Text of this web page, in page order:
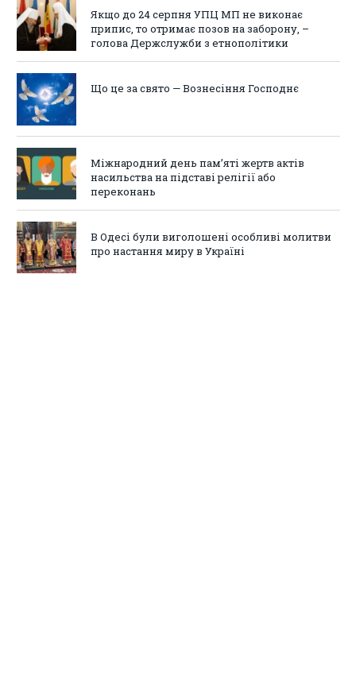
Якщо до 24 серпня УПЦ МП не виконає
припис, то отримає позов на заборону, –
голова Держслужби з етнополітики
Що це за свято — Вознесіння Господнє
Міжнародний день пам’яті жертв актів
насильства на підставі релігії або
переконань
В Одесі були виголошені особливі молитви
про настання миру в Україні